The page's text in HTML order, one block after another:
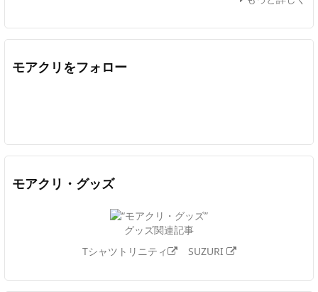
モアクリをフォロー
モアクリ・グッズ
グッズ関連記事
Tシャツトリニティ
SUZURI